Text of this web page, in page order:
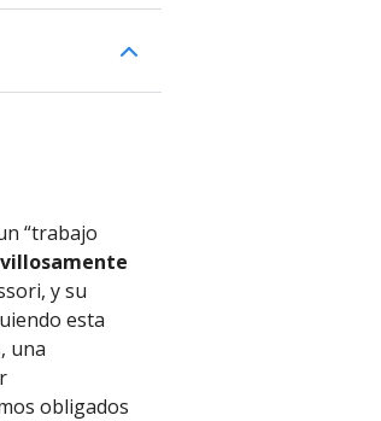
“trabajo
y su
esta
una
obligados